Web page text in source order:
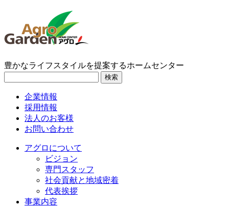
豊かなライフスタイルを提案するホームセンター
検索
企業情報
採用情報
法人のお客様
お問い合わせ
アグロについて
ビジョン
専門スタッフ
社会貢献と地域密着
代表挨拶
事業内容